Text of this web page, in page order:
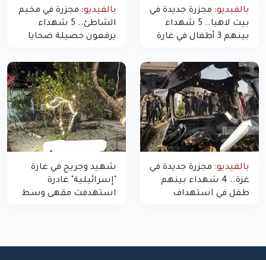
بالفيديو: مجزرة جديدة في
بيت لاهيا.. 5 شهداء
بينهم 3 أطفال في غارة
غزة
بالفيديو: مجزرة في مخيم
الشاطئ.. 5 شهداء
يرفعون حصيلة ضحايا
بالفيديو: مجزرة جديدة في
غزة.. 4 شهداء بينهم
طفل في استهداف
شهيد وجريح في غارة
"إسرائيلية" غادرة
استهدفت مقهى وسط